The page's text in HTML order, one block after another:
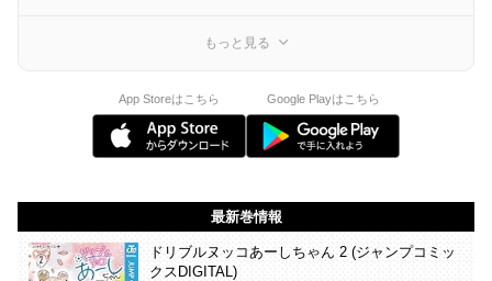
もっと見る
App Storeはこちら Google Playはこちら
最新巻情報
ドリブルヌッコあーしちゃん 2 (ジャンプコミッ
クスDIGITAL)